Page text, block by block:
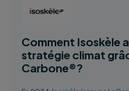
Comment Isoskèle
stratégie climat
Carbone®?